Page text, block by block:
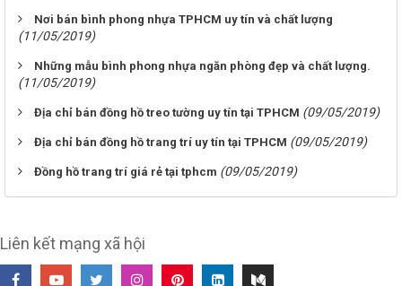
Nơi bán bình phong nhựa TPHCM uy tín và chất lượng
(11/05/2019)
Những mẫu bình phong nhựa ngăn phòng đẹp và chất lượng.
(11/05/2019)
Địa chỉ bán đồng hồ treo tường uy tín tại TPHCM (09/05/2019)
Địa chỉ bán đồng hồ trang trí uy tín tại TPHCM (09/05/2019)
Đồng hồ trang trí giá rẻ tại tphcm (09/05/2019)
Liên kết mạng xã hội